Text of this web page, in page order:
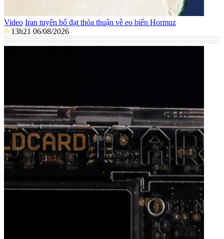
Video Iran tuyên bố đạt thỏa thuận về eo biển Hormuz
13h21 06/08/2026